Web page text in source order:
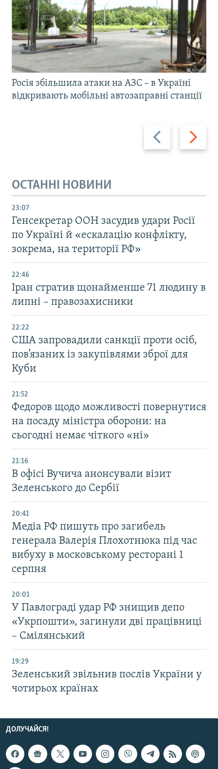
Назад Вперед
Росія збільшила атаки на АЗС – в Україні
відкривають мобільні автозаправні станції
ОСТАННІ НОВИНИ
23:07
Генсекретар ООН засудив удари Росії
по Україні й «ескалацію конфлікту,
зокрема, на території РФ»
22:46
Іран стратив щонайменше 71 людину в
липні – правозахисники
22:22
США запровадили санкції проти осіб,
пов’язаних із закупівлями зброї для
Куби
21:52
Федоров щодо можливості повернутися
на посаду міністра оборони: на
сьогодні немає чіткого «ні»
21:16
В офісі Вучича анонсували візит
Зеленського до Сербії
20:41
Медіа РФ пишуть про загибель
генерала Валерія Плохотнюка під час
вибуху в московському ресторані 1
серпня
20:01
У Павлограді удар РФ знищив депо
«Укрпошти», загинули дві працівниці
– Смілянський
19:29
Зеленський звільнив послів України у
чотирьох країнах
ДОЛУЧАЙСЯ!